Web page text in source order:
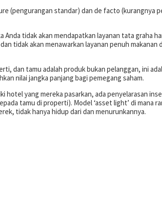
(pengurangan standar) dan de facto
tidak akan mendapatkan layanan tata graha
tidak akan menawarkan layanan penuh
dan tamu adalah produk bukan pelanggan, ini
nilai jangka panjang bagi pemegang saham.
yang mereka pasarkan, ada penyelarasan
tamu di properti). Model ‘asset light’ di
tidak hanya hidup dari dan menurunkannya.